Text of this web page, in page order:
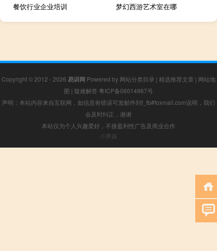
餐饮行业企业培训
梦幻西游艺术室在哪
Copyright © 2012 - 2026 易训网 Powered by 网站分类目录 | 精选推荐文章 | 网站地
图 | 疑难解答 粤ICP备06014967号
声明：本站内容来自互联网，如信息有错误可发邮件到f_fb#foxmail.com说明，我们
会及时纠正，谢谢
本站仅为个人兴趣爱好，不接盈利性广告及商业合作
小男孩